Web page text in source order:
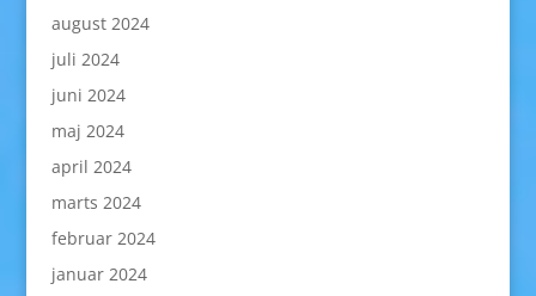
august 2024
juli 2024
juni 2024
maj 2024
april 2024
marts 2024
februar 2024
januar 2024